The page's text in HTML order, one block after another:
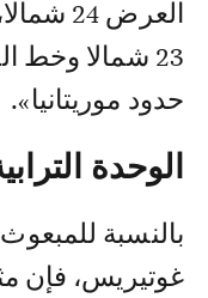
العرض
حدود موريتانيا».
الوحدة
بالنسبة
غوتيريس، فإن